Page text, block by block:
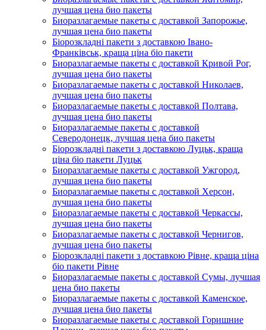
лучшая цена био пакеты
Биоразлагаемые пакеты с доставкой Запорожье,
лучшая цена био пакеты
Біорозкладні пакети з доставкою Івано-
Франківськ, краща ціна біо пакети
Биоразлагаемые пакеты с доставкой Кривой Рог,
лучшая цена био пакеты
Биоразлагаемые пакеты с доставкой Николаев,
лучшая цена био пакеты
Биоразлагаемые пакеты с доставкой Полтава,
лучшая цена био пакеты
Биоразлагаемые пакеты с доставкой
Северодонецк, лучшая цена био пакеты
Біорозкладні пакети з доставкою Луцьк, краща
ціна біо пакети Луцьк
Биоразлагаемые пакеты с доставкой Ужгород,
лучшая цена био пакеты
Биоразлагаемые пакеты с доставкой Херсон,
лучшая цена био пакеты
Биоразлагаемые пакеты с доставкой Черкассы,
лучшая цена био пакеты
Биоразлагаемые пакеты с доставкой Чернигов,
лучшая цена био пакеты
Біорозкладні пакети з доставкою Рівне, краща ціна
біо пакети Рівне
Биоразлагаемые пакеты с доставкой Сумы, лучшая
цена био пакеты
Биоразлагаемые пакеты с доставкой Каменское,
лучшая цена био пакеты
Биоразлагаемые пакеты с доставкой Горишние